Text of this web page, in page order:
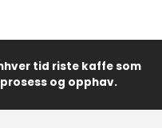
tid riste kaffe som
og opphav.